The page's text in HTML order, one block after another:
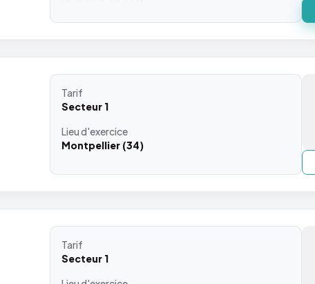
Tarif
Secteur 1
Lieud'exercice
Montpellier (34)
Tarif
Secteur 1